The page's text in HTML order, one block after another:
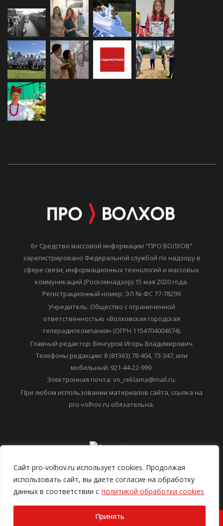
Сайт pro-volhov.ru использует cookies. Продолжая
использовать сайт, вы даете согласие на обработку
данных в соответствии с политикой обработки cookies
Принять
6+ Средство массовой информации "ПРО ВОЛХОВ"
зарегистрировано Федеральной службой по надзору в
сфере связи, информационных технологий и массовых
коммуникаций (Роскомнадзор) 15 мая 2020 года.
Регистрационный номер: ЭЛ № ФС 77-78299
Учредитель: Общество с ограниченной
ответственностью «Волховская городская
телерадиокомпания» (ОГРН 1154704004674).
Главный редактор: Венгуров Игорь Владимирович
Телефоны редакции: 8 (81363) 78-404, 73-347, или
Электронная почта: vo_reklama@mail.ru.